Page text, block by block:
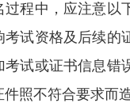
过程中，应注意以
考试资格及后续的
考试或证书信息错
照不符合要求而